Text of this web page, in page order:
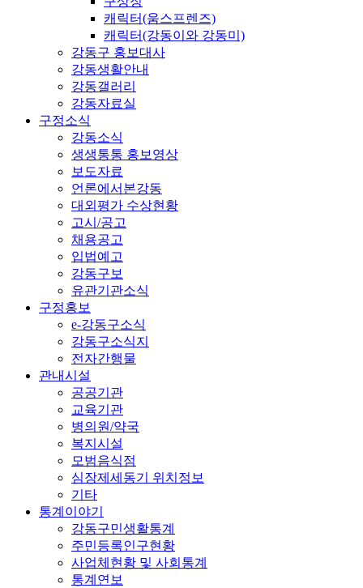
캐릭터(움스프렌즈)
캐릭터(강동이와 강동미)
강동구 홍보대사
강동생활안내
강동갤러리
강동자료실
구정소식
강동소식
생생통통 홍보영상
보도자료
언론에서본강동
대외평가 수상현황
고시/공고
채용공고
입법예고
강동구보
유관기관소식
구정홍보
e-강동구소식
강동구소식지
전자간행물
관내시설
공공기관
교육기관
병의원/약국
복지시설
모범음식점
심장제세동기 위치정보
기타
통계이야기
강동구민생활통계
주민등록인구현황
사업체현황 및 사회통계
통계연보